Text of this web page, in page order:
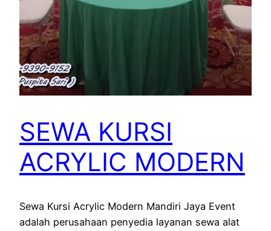
SEWA KURSI
ACRYLIC MODERN
Sewa Kursi Acrylic Modern Mandiri Jaya Event
adalah perusahaan penyedia layanan sewa alat